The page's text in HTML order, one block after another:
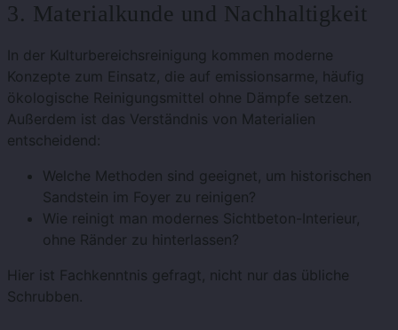
3. Materialkunde und Nachhaltigkeit
In der Kulturbereichsreinigung kommen moderne
Konzepte zum Einsatz, die auf emissionsarme, häufig
ökologische Reinigungsmittel ohne Dämpfe setzen.
Außerdem ist das Verständnis von Materialien
entscheidend:
Welche Methoden sind geeignet, um historischen
Sandstein im Foyer zu reinigen?
Wie reinigt man modernes Sichtbeton-Interieur,
ohne Ränder zu hinterlassen?
Hier ist Fachkenntnis gefragt, nicht nur das übliche
Schrubben.